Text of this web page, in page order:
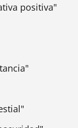
positiva"